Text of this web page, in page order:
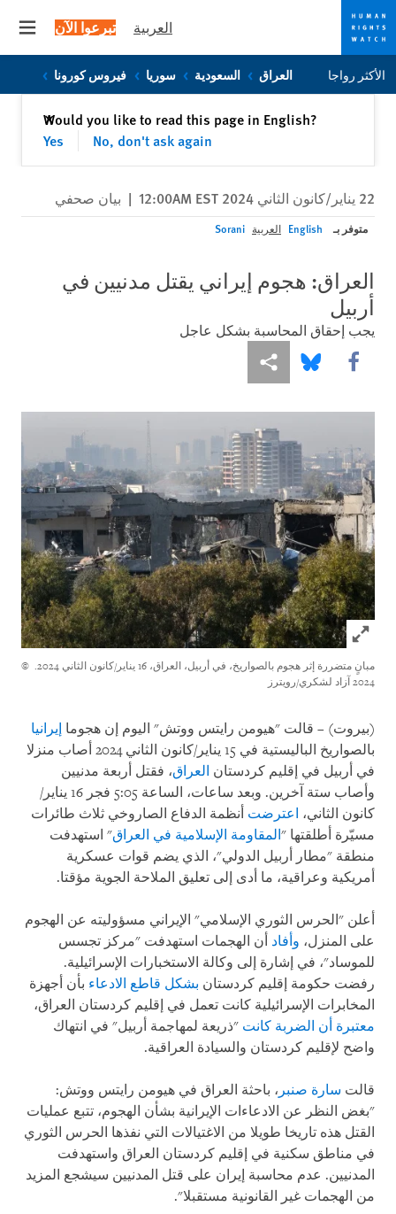
Skip
to
Skip
to
العربية تبرعوا الآن
الأكثر رواجا العراق السعودية سوريا فيروس كورونا
Would you like to read this page in English?
Yes
No, don't ask again
✕إغلاق
22 يناير/كانون الثاني 2024 12:00AM EST | بيان صحفي
متوفر بـ English العربية Sorani
العراق: هجوم إيراني يقتل مدنيين في
أربيل
يجب إحقاق المحاسبة بشكل عاجل
Share this via Facebook
Share this via Bluesky
Share this via مشاركة
Click to expand Image
مبانٍ متضررة إثر هجوم بالصواريخ، في أربيل، العراق، 16 يناير/كانون الثاني 2024.
©
2024 آزاد لشكري/رويترز
(بيروت) – قالت "هيومن رايتس ووتش" اليوم إن هجوما إيرانيا
بالصواريخ الباليستية في 15 يناير/كانون الثاني 2024 أصاب منزلا
في أربيل في إقليم كردستان العراق، فقتل أربعة مدنيين
وأصاب ستة آخرين. وبعد ساعات، الساعة 5:05 فجر 16 يناير/
كانون الثاني، اعترضت أنظمة الدفاع الصاروخي ثلاث طائرات
مسيّرة أطلقتها " المقاومة الإسلامية في العراق" استهدفت
منطقة "مطار أربيل الدولي"، الذي يضم قوات عسكرية
أمريكية وعراقية، ما أدى إلى تعليق الملاحة الجوية مؤقتا.
أعلن "الحرس الثوري الإسلامي" الإيراني مسؤوليته عن الهجوم
على المنزل، وأفاد أن الهجمات استهدفت "مركز تجسس
للموساد"، في إشارة إلى وكالة الاستخبارات الإسرائيلية.
رفضت حكومة إقليم كردستان بشكل قاطع الادعاء بأن أجهزة
المخابرات الإسرائيلية كانت تعمل في إقليم كردستان العراق،
معتبرة أن الضربة كانت "ذريعة لمهاجمة أربيل" في انتهاك
واضح لإقليم كردستان والسيادة العراقية.
قالت سارة صنبر ، باحثة العراق في هيومن رايتس ووتش:
"بغض النظر عن الادعاءات الإيرانية بشأن الهجوم، تتبع عمليات
القتل هذه تاريخا طويلا من الاغتيالات التي نفذها الحرس الثوري
في مناطق سكنية في إقليم كردستان العراق واستهدفت
المدنيين. عدم محاسبة إيران على قتل المدنيين سيشجع المزيد
من الهجمات غير القانونية مستقبلا".